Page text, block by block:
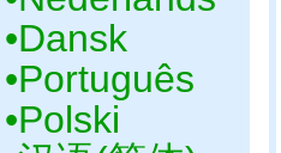
•‎Dansk
•‎Português
•‎Polski